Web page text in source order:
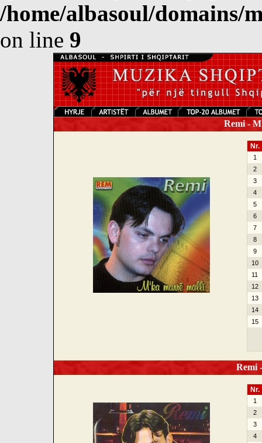
/home/albasoul/domains/
on line 9
Remi -
Nr.
1
2
3
4
5
6
7
8
9
10
11
12
13
14
15
Remi
Nr.
1
2
3
4